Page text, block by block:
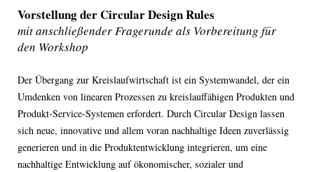
Vorstellung der Circular Design Rules
mit anschließender Fragerunde als Vorbereitung für
den Workshop
Der Übergang zur Kreislaufwirtschaft ist ein Systemwandel, der ein
Umdenken von linearen Prozessen zu kreislauffähigen Produkten und
Produkt-Service-Systemen erfordert. Durch Circular Design lassen
sich neue, innovative und allem voran nachhaltige Ideen zuverlässig
generieren und in die Produktentwicklung integrieren, um eine
nachhaltige Entwicklung auf ökonomischer, sozialer und